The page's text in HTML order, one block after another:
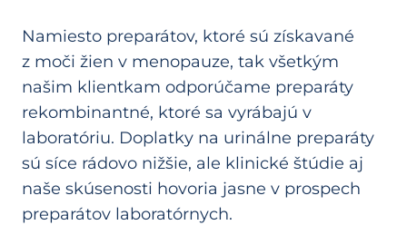
Namiesto preparátov, ktoré sú získavané
z moči žien v menopauze, tak všetkým
našim klientkam odporúčame preparáty
rekombinantné, ktoré sa vyrábajú v
laboratóriu. Doplatky na urinálne preparáty
sú síce rádovo nižšie, ale klinické štúdie aj
naše skúsenosti hovoria jasne v prospech
preparátov laboratórnych.